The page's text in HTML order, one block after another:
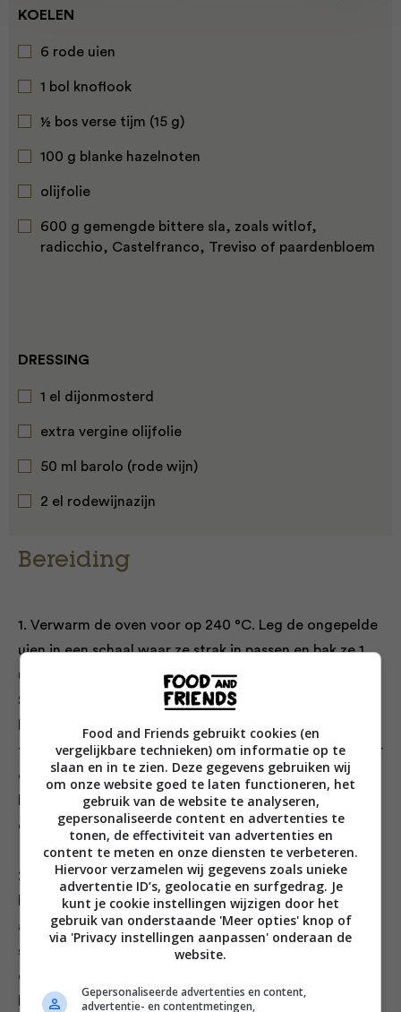
KOELEN
6 rode uien
1 bol knoflook
½ bos verse tijm (15 g)
100 g blanke hazelnoten
olijfolie
600 g gemengde bittere sla, zoals witlof,
radicchio, Castelfranco, Treviso of paardenbloem
DRESSING
1 el dijonmosterd
extra vergine olijfolie
50 ml barolo (rode wijn)
2 el rodewijnazijn
Bereiding
1. Verwarm de oven voor op 240 °C. Leg de ongepelde
uien in een schaal waar ze strak in passen en bak ze 1
uur in de oven, of tot ze zacht en licht geschroeid zijn.
Snijd na 30 minuten de bol knoflook doormidden en
leg beide helften bij de uien in de schaal. Hussel de
takjes tijm en de hazelnoten in een beetje olijfolie door
elkaar en verdeel dit 5 minuten voor het einde van de
baktijd over de uien. Haal de schaal uit de oven en laat
de boel afkoelen.
2. Was de bittere blaadjes sla en trek ze los (ik neem
hier altijd ruim de tijd voor en prepareer elk blaadje
afhankelijk van de grootte – grotere exemplaren
scheur ik in stukjes en kleinere laat ik heel). Knijp voor
de dressing boven een kom de geroosterde tenen
knoflook uit hun jasje en prak ze fijn. Meng de mosterd
Food and Friends gebruikt cookies (en
vergelijkbare technieken) om informatie op te
slaan en in te zien. Deze gegevens gebruiken wij
om onze website goed te laten functioneren, het
gebruik van de website te analyseren,
gepersonaliseerde content en advertenties te
tonen, de effectiviteit van advertenties en
content te meten en onze diensten te verbeteren.
Hiervoor verzamelen wij gegevens zoals unieke
advertentie ID’s, geolocatie en surfgedrag. Je
kunt je cookie instellingen wijzigen door het
gebruik van onderstaande 'Meer opties' knop of
via 'Privacy instellingen aanpassen' onderaan de
website.
Gepersonaliseerde advertenties en content,
advertentie- en contentmetingen,